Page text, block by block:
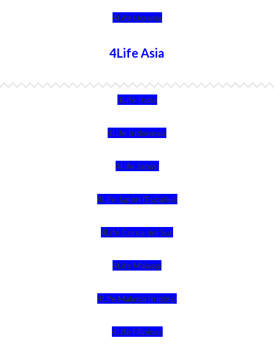
4Life Ucrania
4Life Asia
4Life India
4Life Indonesia
4Life Japón
4Life Japón (Español)
4Life Corea del Sur
4Life Malasia
4Life Malasia (Inglés)
4Life Filipinas